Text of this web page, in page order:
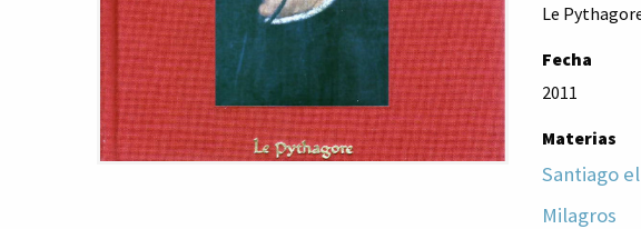
Le
Fecha
2011
Materias
Santiago
Milagros